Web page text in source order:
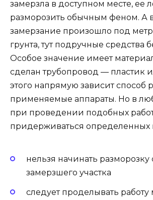
замерзла в доступном месте, ее
разморозить обычным феном. А
замерзание произошло под
грунта, тут подручные средства
Особое значение имеет
сделан трубопровод — пластик
этого напрямую зависит способ
применяемые аппараты. Но в
при проведении подобных
придерживаться определенных
нельзя начинать
замерзшего участка
следует проделывать